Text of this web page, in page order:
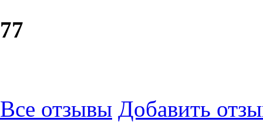
77
Все отзывы Добавить